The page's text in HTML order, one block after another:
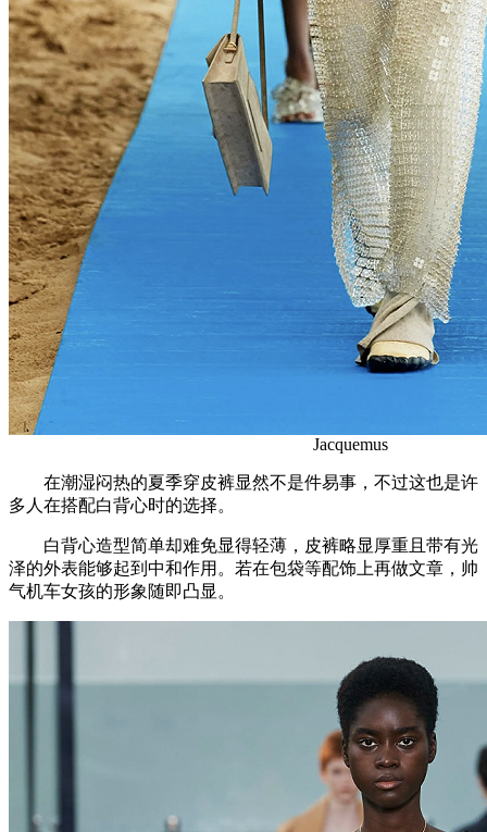
Jacquemus
在潮湿闷热的夏季穿皮裤显然不是件易事，不过这也是许
多人在搭配白背心时的选择。
白背心造型简单却难免显得轻薄，皮裤略显厚重且带有光
泽的外表能够起到中和作用。若在包袋等配饰上再做文章，帅
气机车女孩的形象随即凸显。